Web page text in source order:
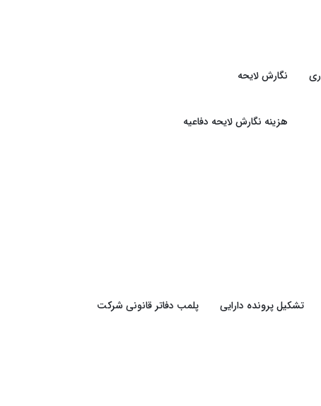
نگارش لایحه
هزینه نگارش لایحه دفاعیه
تشکیل پرونده دارایی پلمب دفاتر قانونی شرکت